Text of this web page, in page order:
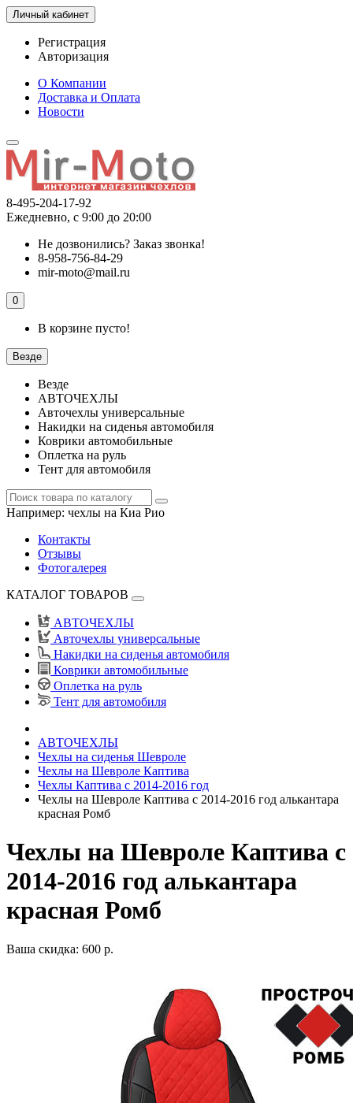
Личный кабинет
Регистрация
Авторизация
О Компании
Доставка и Оплата
Новости
8-495-204-17-92
Ежедневно, с 9:00 до 20:00
Не дозвонились? Заказ звонка!
8-958-756-84-29
mir-moto@mail.ru
0
В корзине пусто!
Везде
Везде
АВТОЧЕХЛЫ
Авточехлы универсальные
Накидки на сиденья автомобиля
Коврики автомобильные
Оплетка на руль
Тент для автомобиля
Например: чехлы на Киа Рио
Контакты
Отзывы
Фотогалерея
КАТАЛОГ ТОВАРОВ
АВТОЧЕХЛЫ
Авточехлы универсальные
Накидки на сиденья автомобиля
Коврики автомобильные
Оплетка на руль
Тент для автомобиля
АВТОЧЕХЛЫ
Чехлы на сиденья Шевроле
Чехлы на Шевроле Каптива
Чехлы Каптива с 2014-2016 год
Чехлы на Шевроле Каптива с 2014-2016 год алькантара
красная Ромб
Чехлы на Шевроле Каптива с
2014-2016 год алькантара
красная Ромб
Ваша скидка: 600 р.